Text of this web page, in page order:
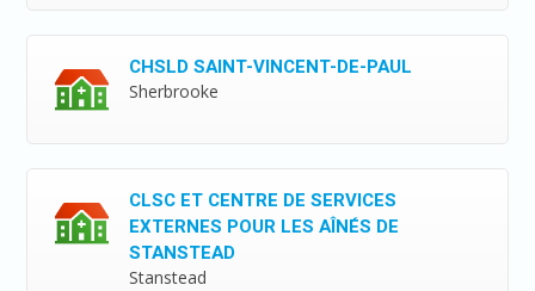
CHSLD SAINT-VINCENT-DE-PAUL
Sherbrooke
CLSC ET CENTRE DE SERVICES
EXTERNES POUR LES AÎNÉS DE
STANSTEAD
Stanstead